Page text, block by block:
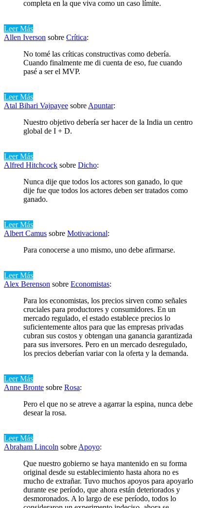
completa en la que viva como un caso límite.
Leer Más
Allen Iverson sobre Crítica:
No tomé las críticas constructivas como debería.
Cuando finalmente me di cuenta de eso, fue cuando
pasé a ser el MVP.
Leer Más
Atal Bihari Vajpayee sobre Apuntar:
Nuestro objetivo debería ser hacer de la India un centro
global de I + D.
Leer Más
Alfred Hitchcock sobre Dicho:
Nunca dije que todos los actores son ganado, lo que
dije fue que todos los actores deben ser tratados como
ganado.
Leer Más
Albert Camus sobre Motivacional:
Para conocerse a uno mismo, uno debe afirmarse.
Leer Más
Alex Berenson sobre Economistas:
Para los economistas, los precios sirven como señales
cruciales para productores y consumidores. En un
mercado regulado, el estado establece precios lo
suficientemente altos para que las empresas privadas
cubran sus costos y obtengan una ganancia garantizada
para sus inversores. Pero en un mercado desregulado,
los precios deberían variar con la oferta y la demanda.
Leer Más
Anne Bronte sobre Rosa:
Pero el que no se atreve a agarrar la espina, nunca debe
desear la rosa.
Leer Más
Abraham Lincoln sobre Apoyo:
Que nuestro gobierno se haya mantenido en su forma
original desde su establecimiento hasta ahora no es
mucho de extrañar. Tuvo muchos apoyos para apoyarlo
durante ese período, que ahora están deteriorados y
desmoronados. A lo largo de ese período, todos lo